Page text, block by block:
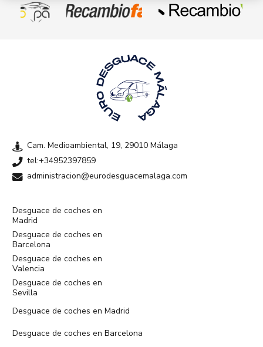
Cam. Medioambiental, 19, 29010 Málaga
tel:+34952397859
administracion@eurodesguacemalaga.com
Desguace de coches en
Madrid
Desguace de coches en
Barcelona
Desguace de coches en
Valencia
Desguace de coches en
Sevilla
Desguace de coches en Madrid
Desguace de coches en Barcelona